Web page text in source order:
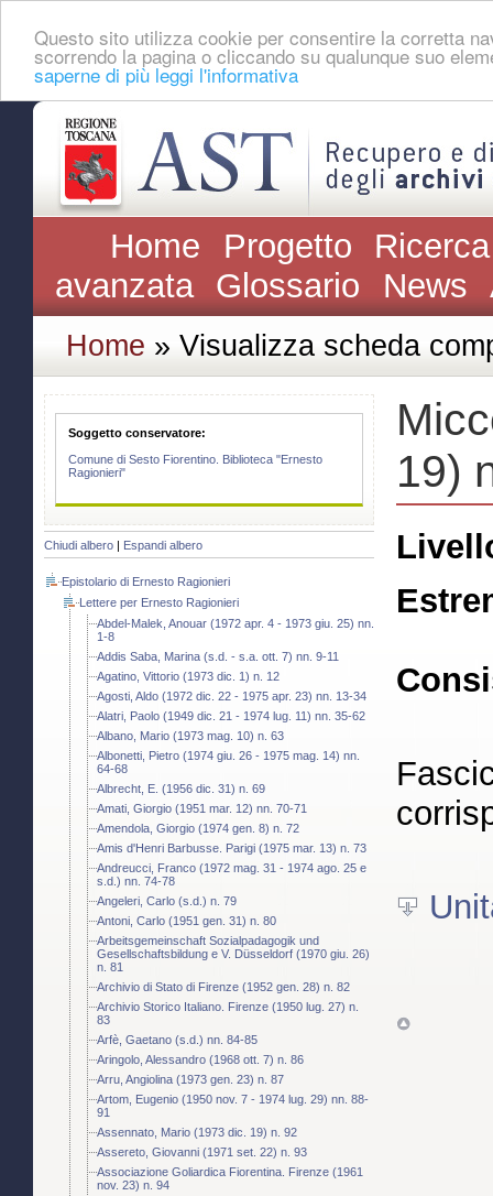
Questo sito utilizza cookie per consentire la corretta
scorrendo la pagina o cliccando su qualunque suo
saperne di più leggi l'informativa
Home Progetto
avanzata Glossario News
Home » Visualizza scheda
Soggetto conservatore:
Comune di Sesto Fiorentino. Biblioteca "Ernesto
Ragionieri"
Chiudi albero | Espandi albero
Epistolario di Ernesto Ragionieri
Lettere per Ernesto Ragionieri
Abdel-Malek, Anouar (1972 apr. 4 - 1973 giu. 25) nn.
1-8
Addis Saba, Marina (s.d. - s.a. ott. 7) nn. 9-11
Agatino, Vittorio (1973 dic. 1) n. 12
Agosti, Aldo (1972 dic. 22 - 1975 apr. 23) nn. 13-34
Alatri, Paolo (1949 dic. 21 - 1974 lug. 11) nn. 35-62
Albano, Mario (1973 mag. 10) n. 63
Albonetti, Pietro (1974 giu. 26 - 1975 mag. 14) nn.
64-68
Albrecht, E. (1956 dic. 31) n. 69
Amati, Giorgio (1951 mar. 12) nn. 70-71
Amendola, Giorgio (1974 gen. 8) n. 72
Amis d'Henri Barbusse. Parigi (1975 mar. 13) n. 73
Andreucci, Franco (1972 mag. 31 - 1974 ago. 25 e
s.d.) nn. 74-78
Angeleri, Carlo (s.d.) n. 79
Antoni, Carlo (1951 gen. 31) n. 80
Arbeitsgemeinschaft Sozialpadagogik und
Gesellschaftsbildung e V. Düsseldorf (1970 giu. 26)
n. 81
Archivio di Stato di Firenze (1952 gen. 28) n. 82
Archivio Storico Italiano. Firenze (1950 lug. 27) n.
83
Arfè, Gaetano (s.d.) nn. 84-85
Aringolo, Alessandro (1968 ott. 7) n. 86
Arru, Angiolina (1973 gen. 23) n. 87
Artom, Eugenio (1950 nov. 7 - 1974 lug. 29) nn. 88-
91
Assennato, Mario (1973 dic. 19) n. 92
Assereto, Giovanni (1971 set. 22) n. 93
Associazione Goliardica Fiorentina. Firenze (1961
nov. 23) n. 94
19)